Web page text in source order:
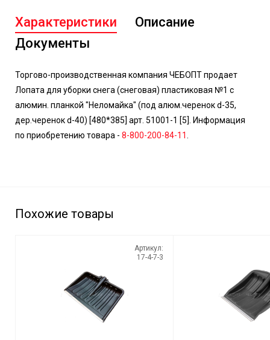
Характеристики
Описание
Документы
Торгово-производственная компания ЧЕБОПТ продает
Лопата для уборки снега (снеговая) пластиковая №1 с
алюмин. планкой "Неломайка" (под алюм.черенок d-35,
дер.черенок d-40) [480*385] арт. 51001-1 [5]. Информация
по приобретению товара - 8-800-200-84-11
Похожие товары
Артикул:
17-4-7-3